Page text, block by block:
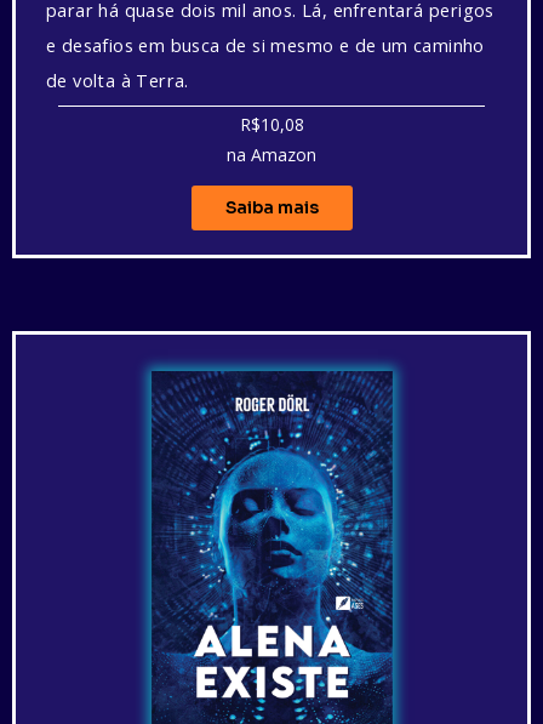
parar há quase dois mil anos. Lá, enfrentará perigos
e desafios em busca de si mesmo e de um caminho
de volta à Terra.
R$10,08
na Amazon
Saiba mais